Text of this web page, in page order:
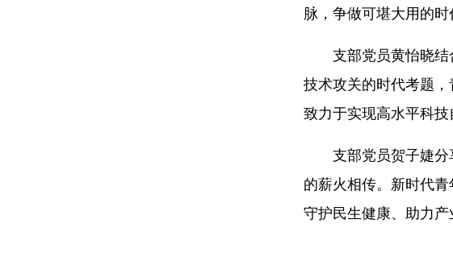
脉，争做可堪大用的时
支部党员黄怡晓
技术攻关的时代考题
致力于实现高水平科技
支部党员贺子婕
的薪火相传。新时代
守护民生健康、助力产